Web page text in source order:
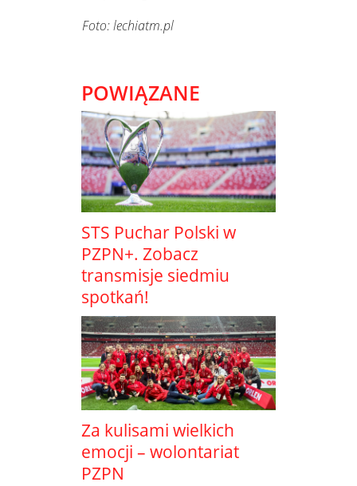
Foto: lechiatm.pl
POWIĄZANE
STS Puchar Polski w
PZPN+. Zobacz
transmisje siedmiu
spotkań!
Za kulisami wielkich
emocji – wolontariat
PZPN